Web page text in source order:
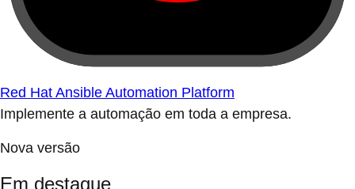
Red Hat Ansible Automation Platform
Implemente a automação em toda a empresa.
Nova versão
Em destaque